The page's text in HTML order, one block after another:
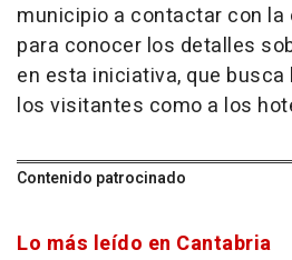
municipio a contactar con
para conocer los detalles
en esta iniciativa, que
los visitantes como a los
Contenido patrocinado
Lo más leído en Cantabria